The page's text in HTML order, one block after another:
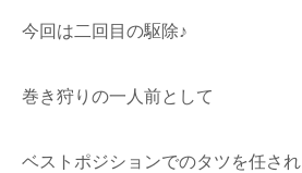
今回は二回目の駆除♪
巻き狩りの一人前として
ベストポジションでのタツを任され